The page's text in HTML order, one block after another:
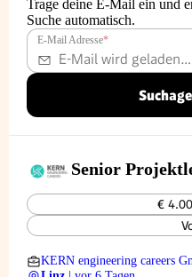
Trage deine E-Mail ein und
Suche automatisch.
E-Mail Adresse*
Senior
€
KERN engineering careers